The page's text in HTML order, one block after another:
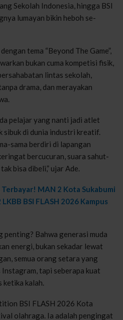
Sekolah Indonesia, hingga BSI
lumayan bikin heboh se-
tema “Beyond The Game”,
bukan cuma kompetisi fisik,
lintas sekolah,
drama, dan merayakan
pelajar yang nanti jadi atlet
sibuk di dunia industri kreatif.
sama berdiri di lapangan
bercucuran, suara sahut-
bisa dibeli,” ujar Ade.
Terbayar! MAN 2 Kota Sukabumi
BSI FLASH 2026 Kampus
penting? Bahwa generasi muda
energi, bukan sekadar lewat
semua orang setara yang
tapi seberapa kuat
ketika kalah.
BSI FLASH 2026 Kota
olahraga. Ia adalah pengingat